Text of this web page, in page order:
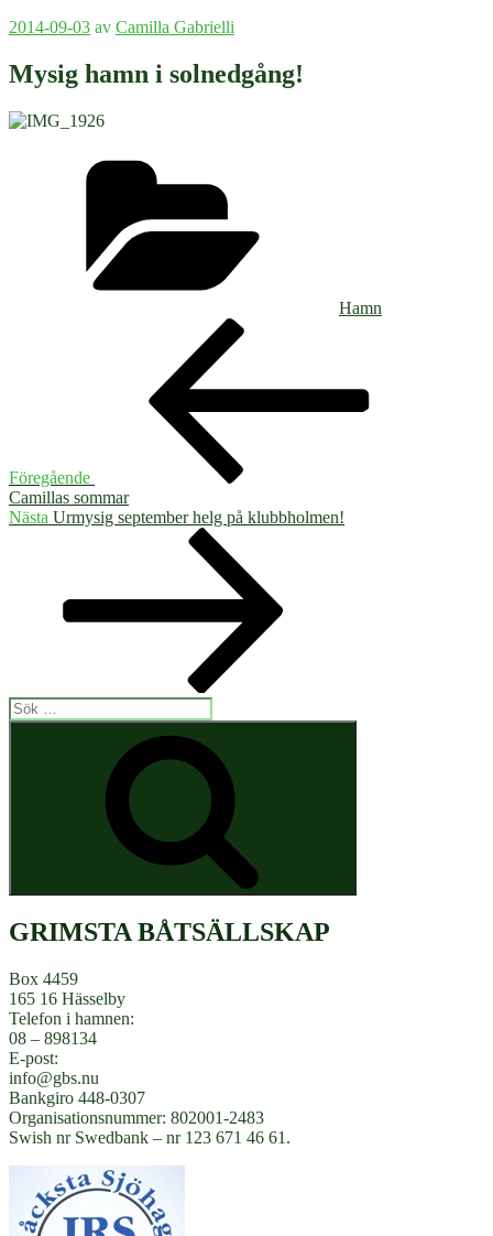
Publicerat
2014-09-03 av Camilla Gabrielli
Mysig hamn i solnedgång!
Hamn
Inläggsnavigering
Föregående
Camillas sommar
Nästa
Nästa Urmysig september helg på klubbholmen!
Sök
efter:
GRIMSTA BÅTSÄLLSKAP
Box 4459
165 16 Hässelby
Telefon i hamnen:
08 – 898134
E-post:
info@gbs.nu
Bankgiro 448-0307
Organisationsnummer: 802001-2483
Swish nr Swedbank – nr 123 671 46 61.